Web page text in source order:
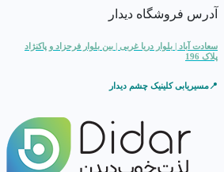
آدرس فروشگاه دیدار
سعادت آباد | بلوار دریا غربی | بین بلوار فرحزاد و پاکنژاد
پلاک 196
📍مسیریابی کلینیک چشم دیدار